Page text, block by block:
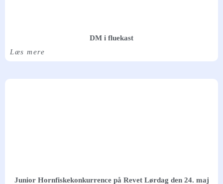
DM i fluekast
Læs mere
Junior Hornfiskekonkurrence på Revet Lørdag den 24. maj